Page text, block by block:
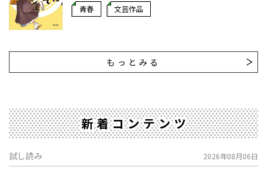
青春 文芸作品
もっとみる
新着コンテンツ
試し読み 2026年08月06日